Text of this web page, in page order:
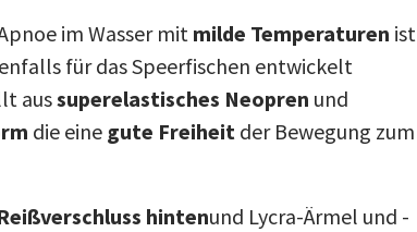
im Wasser mit milde Temperaturen ist
für das Speerfischen entwickelt
aussuperelastisches Neopren und
die eine gute Freiheit der Bewegung zum
hintenund Lycra-Ärmel und -